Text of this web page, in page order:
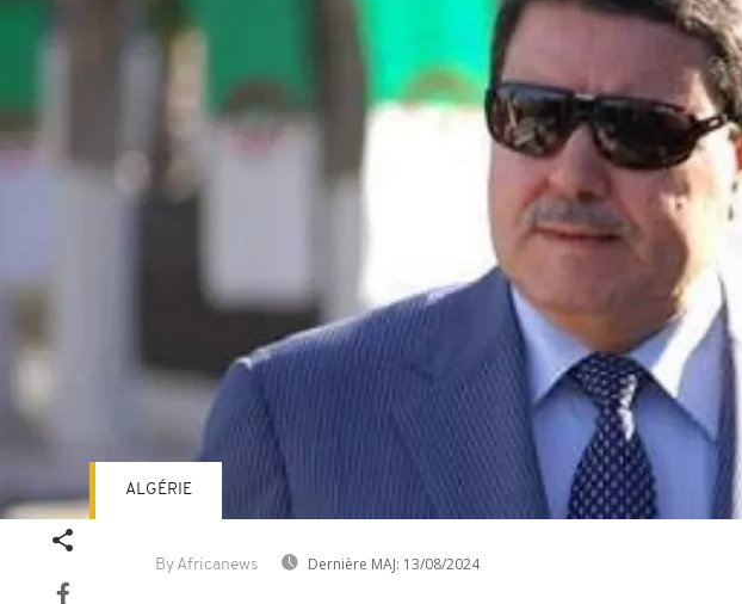
By Africanews Dernière MAJ: 13/08/2024
ALGÉRIE